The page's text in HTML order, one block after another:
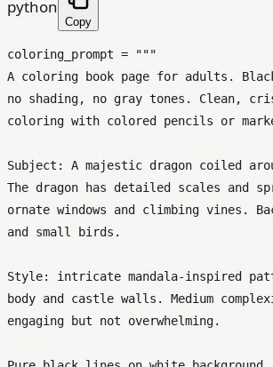
python
Copy
coloring_prompt =
"""
A coloring book page for adults.
no shading, no gray tones. Clean,
coloring with colored pencils or
Subject: A majestic dragon coiled
The dragon has detailed scales and
ornate windows and climbing vines.
and small birds.
Style: intricate mandala-inspired
body and castle walls. Medium
engaging but not overwhelming.